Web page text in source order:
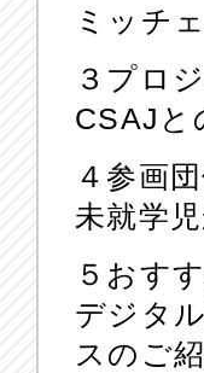
ミッチ
３プロ
CSAJと
４参画
未就学
５おす
デジタ
スのご